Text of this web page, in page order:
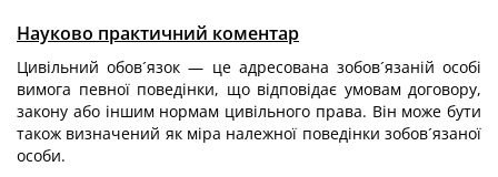
Науково практичний коментар
Цивільний обов´язок — це адресована зобов´язаній особі
вимога певної поведінки, що відповідає умовам договору,
закону або іншим нормам цивільного права. Він може бути
також визначений як міра належної поведінки зобов´язаної
особи.